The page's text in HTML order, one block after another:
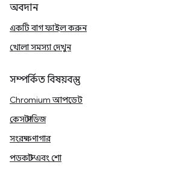
অবদান
একটি বাগ ফাইল করুন
খোলা সমস্যা দেখুন
সম্পর্কিত বিষয়বস্তু
Chromium আপডেট
কেস স্টাডিজ
সংরক্ষণাগার
পডকাস্ট এবং শো